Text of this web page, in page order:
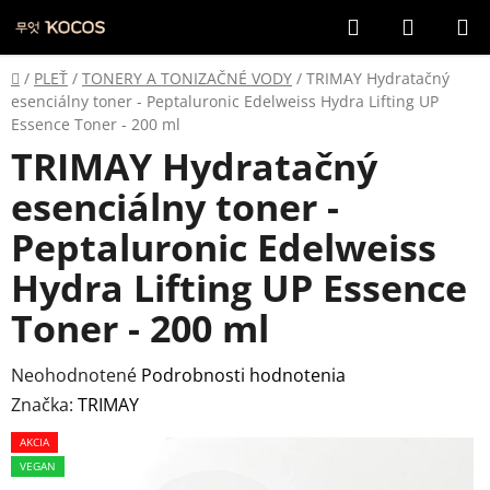
na
obsah
Hľadať
KOŠÍK
Domov
/ PLEŤ / TONERY A TONIZAČNÉ VODY / TRIMAY Hydratačný
esenciálny toner - Peptaluronic Edelweiss Hydra Lifting UP
Essence Toner - 200 ml
TRIMAY Hydratačný
esenciálny toner -
Peptaluronic Edelweiss
Hydra Lifting UP Essence
Toner - 200 ml
Priemerné
hodnotenie
produktu
je
Neohodnotené Podrobnosti hodnotenia
Značka: TRIMAY
AKCIA
VEGAN